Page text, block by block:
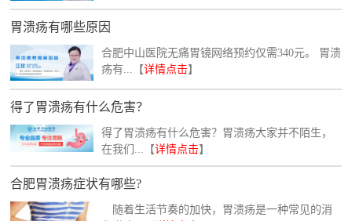
胃溃疡有哪些原因
合肥中山医院无痛胃镜网络预约仅需340元。 胃溃
疡有...【详情点击】
得了胃溃疡有什么危害？
得了胃溃疡有什么危害？胃溃疡大家并不陌生，
在我们...【详情点击】
合肥胃溃疡症状有哪些?
随着生活节奏的加快，胃溃疡是一种常见的消